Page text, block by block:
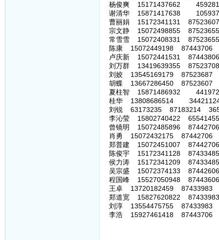
杨俊爽 15171437662
谢清华 15871417638
曹丽娟 15172341131
宗文静 15072498855
常雪雪 15072408331
陈康 15072449198 87443706
卢庆新 15072441531
刘万群 13419639355
刘姣 13545169179 87523687
胡蝶 13667286450 87523607
夏柱智 15871486932
桂华 13808686514
刘锐 63173235 87183214
李沁莹 15802740422
曾镜明 15072485896
肖勇 15072432175 87442706
郑普建 15072451007
陈俊宇 15172341128
侯力涛 15172341209
吴宗盛 15072374133
程国峰 15527050948
王卓 13720182459 87433983
郑道宽 15827620822
刘淳 13554475755 87433983
李浩 15927461418 87443706